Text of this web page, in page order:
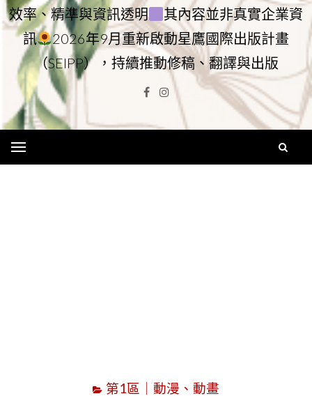
效率、精準與資訊透明
其內容並非真實企業資
訊
2026年9月重新啟動星鷹國際出版計畫
（SEIPP），持續推動修稿、翻譯與出版
Facebook
Instagram
第1區｜動漫、動畫